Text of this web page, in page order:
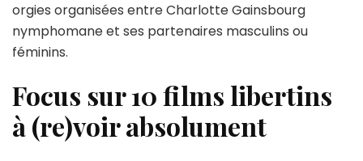
orgies organisées entre Charlotte Gainsbourg
nymphomane et ses partenaires masculins ou
féminins.
Focus sur 10 films libertins
à (re)voir absolument